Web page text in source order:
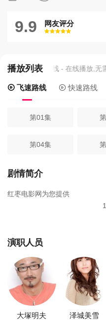
9.9 网友评分
很差
较差还行推荐力荐
播放列表
源来源飞速路线 - 在线播放,无需
飞速路线 快速路线
第01集
第04集
第07集
第10集
第19集
第22集
剧情简介
红枣电影网为您提供
中
山
演职人员
大塚明夫 泽城美雪